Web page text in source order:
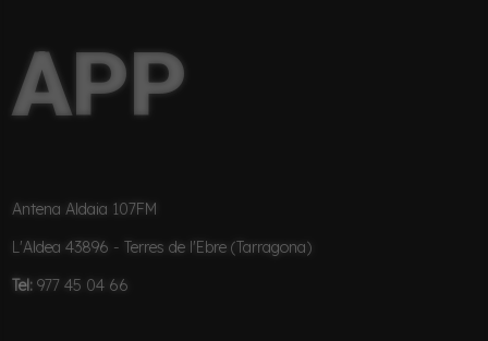
APP
Antena Aldaia 107FM
L'Aldea 43896 - Terres de l'Ebre (Tarragona)
Tel: 977 45 04 66